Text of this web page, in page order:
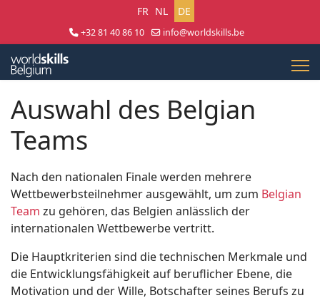
Sprache auswählen
FR NL DE
+32 81 40 86 10
info@worldskills.be
Auswahl des Belgian
Teams
Nach den nationalen Finale werden mehrere
Wettbewerbsteilnehmer ausgewählt, um zum Belgian
Team zu gehören, das Belgien anlässlich der
internationalen Wettbewerbe vertritt.
Die Hauptkriterien sind die technischen Merkmale und
die Entwicklungsfähigkeit auf beruflicher Ebene, die
Motivation und der Wille, Botschafter seines Berufs zu